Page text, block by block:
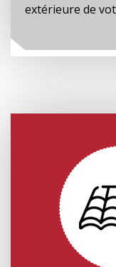
extérieure de